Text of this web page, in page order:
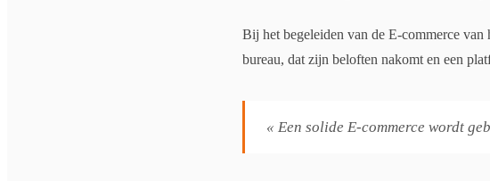
Bij het begeleiden van de E-commerce
bureau, dat zijn beloften nakomt en een
« Een solide E-commerce wordt